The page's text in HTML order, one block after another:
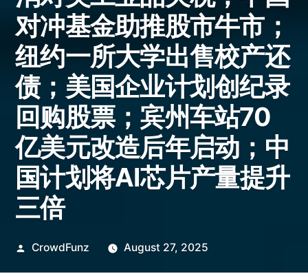
对冲基金助推股市牛市；
纽约一所大学出售校产还
债；美国企业计划创纪录
回购股票；宾州车站70
亿美元改造后年启动；中
国计划将AI芯片产量提升
三倍
Posted
CrowdFunz August 27, 2025